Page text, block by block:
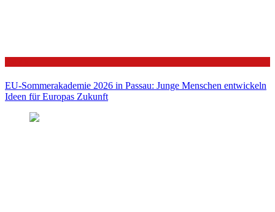
EU-Sommerakademie 2026 in Passau: Junge Menschen entwickeln
Ideen für Europas Zukunft